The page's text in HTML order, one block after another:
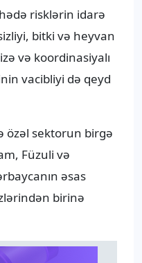
risklərin idarə
bitki və heyvan
və koordinasiyalı
vacibliyi də qeyd
özəl sektorun birgə
Füzuli və
əsas
birinə